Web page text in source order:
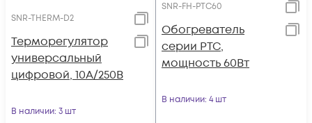
SNR-THERM-D2
Терморегулятор
универсальный
цифровой, 10А/250В
В наличии: 3 шт
SNR-FH-PTC60
Обогреватель
серии PTC,
мощность 60Вт
В наличии: 4 шт